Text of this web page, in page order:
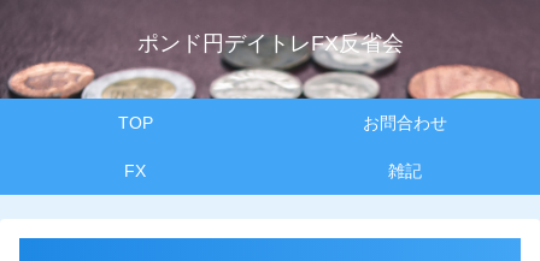
ポンド円デイトレFX反省会
TOP お問合わせ
FX 雑記